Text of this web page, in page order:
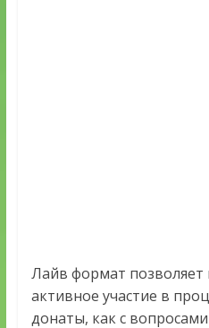
Лайв формат
активное участие в
донаты, как с